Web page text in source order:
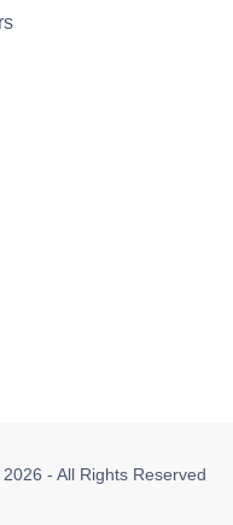
- All Rights Reserved